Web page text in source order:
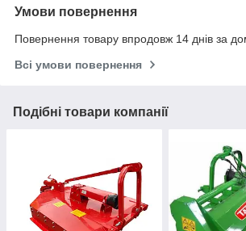
Умови повернення
Повернення товару впродовж 14 днів за
Всі умови повернення
Подібні товари компанії